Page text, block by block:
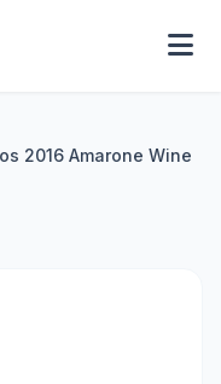
2016 Amarone Wine